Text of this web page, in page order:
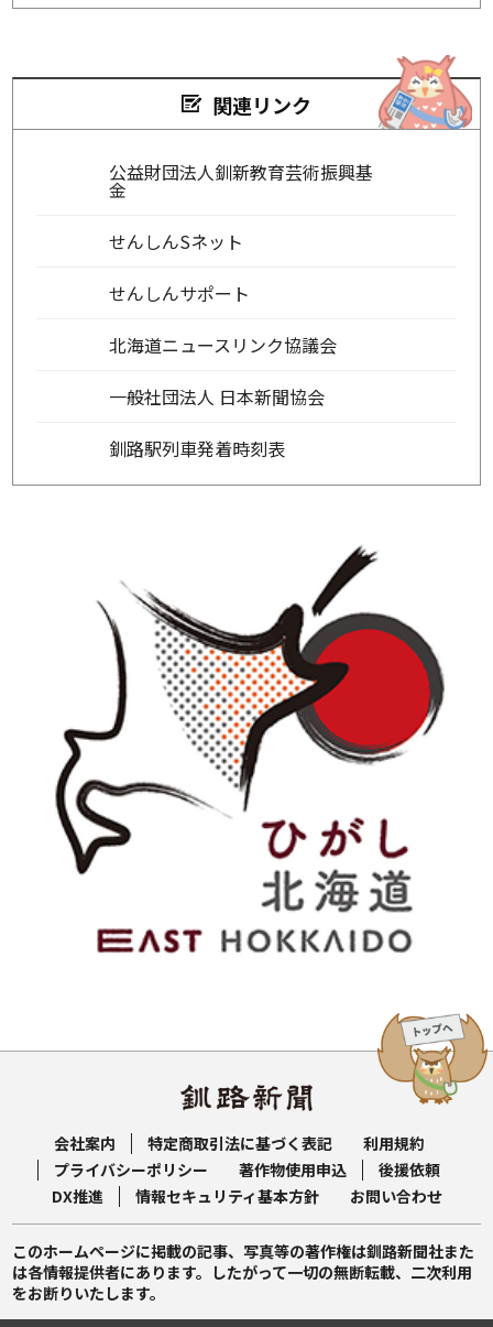
関連リンク
公益財団法人釧新教育芸術振興基
金
せんしんSネット
せんしんサポート
北海道ニュースリンク協議会
一般社団法人 日本新聞協会
釧路駅列車発着時刻表
会社案内 特定商取引法に基づく表記
利用規約
プライバシーポリシー
著作物使用申込
後援依頼
DX推進
情報セキュリティ基本方針 お問い合わせ
このホームページに掲載の記事、写真等の著作権は釧路新聞社また
は各情報提供者にあります。したがって一切の無断転載、二次利用
をお断りいたします。